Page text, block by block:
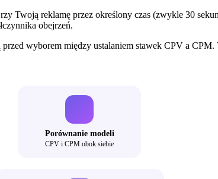
Twoją reklamę przez określony czas (zwykle 30
obejrzeń.
przed wyborem między ustalaniem stawek CPV a
Porównanie modeli
CPV i CPM obok siebie